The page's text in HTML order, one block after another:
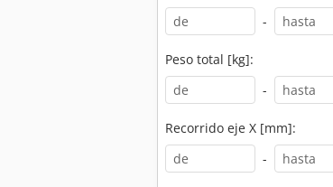
-
Peso total [kg]:
-
Recorrido eje X [mm]:
-